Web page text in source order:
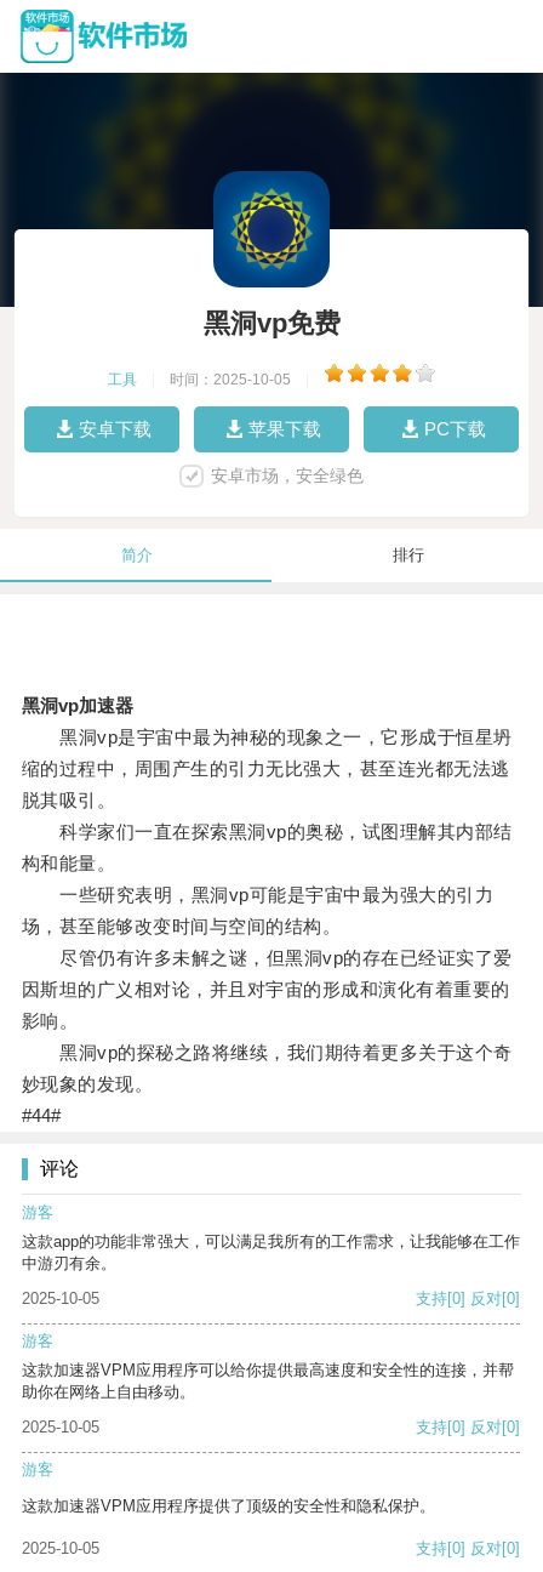
黑洞vp免费
工具 时间：2025-10-05
安卓下载 苹果下载 PC下载
安卓市场，安全绿色
简介 排行
黑洞vp加速器
黑洞vp是宇宙中最为神秘的现象之一，它形成于恒星坍
缩的过程中，周围产生的引力无比强大，甚至连光都无法逃
脱其吸引。
科学家们一直在探索黑洞vp的奥秘，试图理解其内部结
构和能量。
一些研究表明，黑洞vp可能是宇宙中最为强大的引力
场，甚至能够改变时间与空间的结构。
尽管仍有许多未解之谜，但黑洞vp的存在已经证实了爱
因斯坦的广义相对论，并且对宇宙的形成和演化有着重要的
影响。
黑洞vp的探秘之路将继续，我们期待着更多关于这个奇
妙现象的发现。
#44#
评论
游客
这款app的功能非常强大，可以满足我所有的工作需求，让我能够在工作
中游刃有余。
2025-10-05
支持[0] 反对[0]
游客
这款加速器VPM应用程序可以给你提供最高速度和安全性的连接，并帮
助你在网络上自由移动。
2025-10-05
支持[0] 反对[0]
游客
这款加速器VPM应用程序提供了顶级的安全性和隐私保护。
2025-10-05 支持[0] 反对[0]